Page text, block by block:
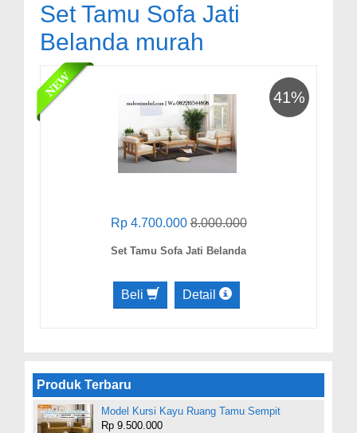
Set Tamu Sofa Jati
Belanda murah
41%
Rp 4.700.0008.000.000
Set Tamu Sofa Jati Belanda
Beli Detail
Produk Terbaru
Model Kursi Kayu Ruang Tamu Sempit
Rp 9.500.000